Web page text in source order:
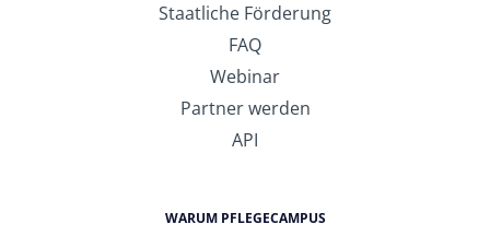
Staatliche Förderung
FAQ
Webinar
Partner werden
API
WARUM PFLEGECAMPUS